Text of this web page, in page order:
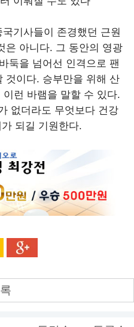
기사들이 존경했던 근원
은 아니다. 그 동안의 영광
둑을 넘어선 인격으로 팬
것이다. 승부만을 위해 산
런 바램을 말할 수 있다.
없더라도 무엇보다 건강
되길 기원한다.